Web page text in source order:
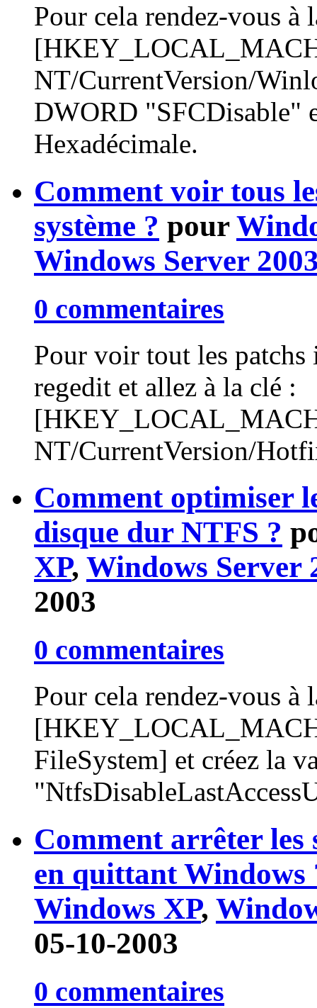
Pour cela rendez-vous à
NT/CurrentVersion/
DWORD "SFCDisable"
Hexadécimale.
Comment voir tous
système ? pour
Windows Server
0 commentaires
Pour voir tout les patchs
regedit et allez à la clé :
NT/CurrentVersion/
Comment optimiser
disque dur NTFS ?
XP, Windows Server
2003
0 commentaires
Pour cela rendez-vous à
FileSystem] et créez la
Comment arrêter les
en quittant Windows
Windows XP,
05-10-2003
0 commentaires